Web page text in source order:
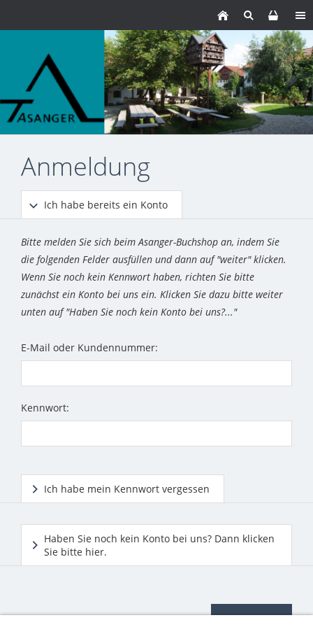
Anmeldung
Ich habe bereits ein Konto
Bitte melden Sie sich beim Asanger-Buchshop an, indem Sie
die folgenden Felder ausfüllen und dann auf "weiter" klicken.
Wenn Sie noch kein Kennwort haben, richten Sie bitte
zunächst ein Konto bei uns ein. Klicken Sie dazu bitte weiter
unten auf "Haben Sie noch kein Konto bei uns?..."
E-Mail oder Kundennummer:
Kennwort:
Ich habe mein Kennwort vergessen
Haben Sie noch kein Konto bei uns? Dann klicken
Sie bitte hier.